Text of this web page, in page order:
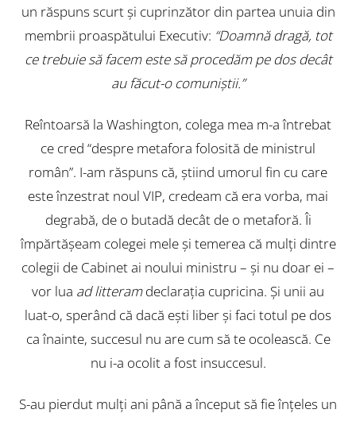
un răspuns scurt și cuprinzător din partea unuia din
membrii proaspătului Executiv: “Doamnă dragă, tot
ce trebuie să facem este să procedăm pe dos decât
au făcut-o comuniștii.”
Reîntoarsă la Washington, colega mea m-a întrebat
ce cred “despre metafora folosită de ministrul
român”. I-am răspuns că, știind umorul fin cu care
este înzestrat noul VIP, credeam că era vorba, mai
degrabă, de o butadă decât de o metaforă. Îi
împărtășeam colegei mele și temerea că mulți dintre
colegii de Cabinet ai noului ministru – și nu doar ei –
vor lua ad litteramdeclarația cupricina. Și unii au
luat-o, sperând că dacă ești liber și faci totul pe dos
ca înainte, succesul nu are cum să te ocolească. Ce
nu i-a ocolit a fost insuccesul.
S-au pierdut mulți ani până a început să fie înțeles un